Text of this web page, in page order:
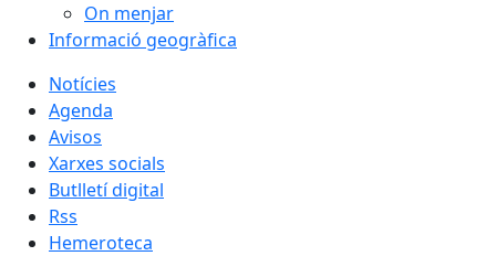
On menjar
Informació geogràfica
Notícies
Agenda
Avisos
Xarxes socials
Butlletí digital
Rss
Hemeroteca